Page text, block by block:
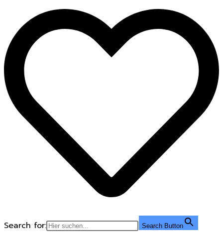
Search for: Search Button